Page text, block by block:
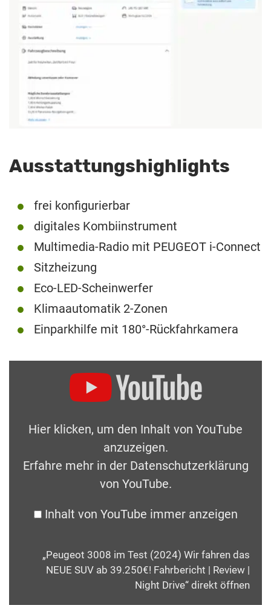
Ausstattungshighlights
frei konfigurierbar
digitales Kombiinstrument
Multimedia-Radio mit PEUGEOT i-Connect
Sitzheizung
Eco-LED-Scheinwerfer
Klimaautomatik 2-Zonen
Einparkhilfe mit 180°-Rückfahrkamera
Hier klicken, um den Inhalt von YouTube
anzuzeigen.
Erfahre mehr in der Datenschutzerklärung
von YouTube.
Inhalt von YouTube immer anzeigen
„Peugeot 3008 im Test (2024) Wir fahren das
NEUE SUV ab 39.250€! Fahrbericht | Review |
Night Drive“ direkt öffnen